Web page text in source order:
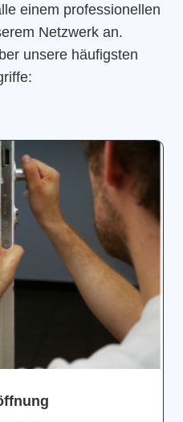
einem professionellen
Netzwerk an.
unsere häufigsten